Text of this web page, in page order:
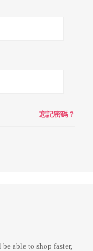
忘記密碼？
able to shop faster,